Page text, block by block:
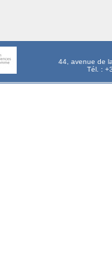
44, avenue de
Tél. :